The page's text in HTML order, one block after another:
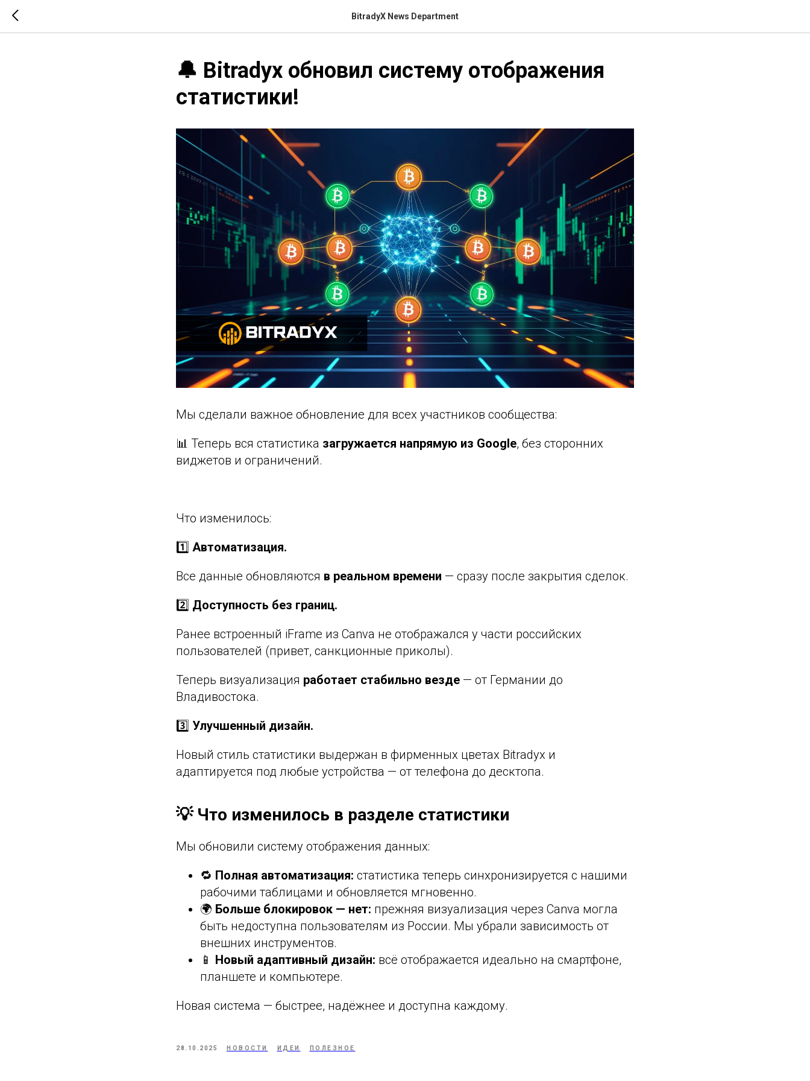
BitradyX News Department
🔔 Bitradyx обновил систему отображения
статистики!
Мы сделали важное обновление для всех участников сообщества:
📊 Теперь вся статистика загружается напрямую из Google, без сторонних
виджетов и ограничений.
Что изменилось:
1️⃣ Автоматизация.
Все данные обновляются в реальном времени — сразу после закрытия сделок.
2️⃣ Доступность без границ.
Ранее встроенный iFrame из Canva не отображался у части российских
пользователей (привет, санкционные приколы).
Теперь визуализация работает стабильно везде — от Германии до
Владивостока.
3️⃣ Улучшенный дизайн.
Новый стиль статистики выдержан в фирменных цветах Bitradyx и
адаптируется под любые устройства — от телефона до десктопа.
💡 Что изменилось в разделе статистики
Мы обновили систему отображения данных:
🔁 Полная автоматизация: статистика теперь синхронизируется с нашими
рабочими таблицами и обновляется мгновенно.
🌍 Больше блокировок — нет: прежняя визуализация через Canva могла
быть недоступна пользователям из России. Мы убрали зависимость от
внешних инструментов.
📱 Новый адаптивный дизайн: всё отображается идеально на смартфоне,
планшете и компьютере.
Новая система — быстрее, надёжнее и доступна каждому.
28.10.2025 НОВОСТИ ИДЕИ ПОЛЕЗНОЕ